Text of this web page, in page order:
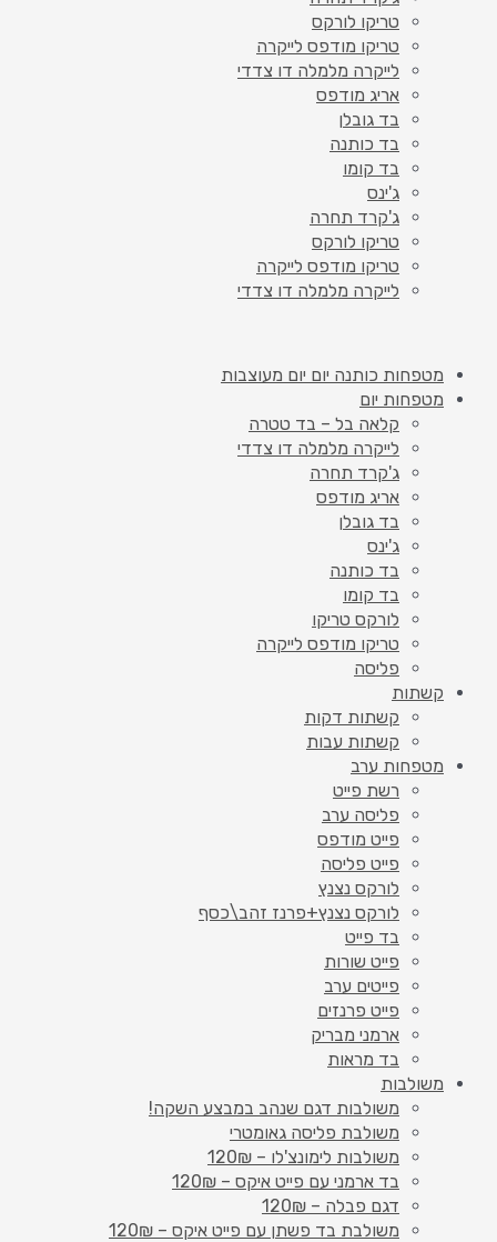
טריקו לורקס
טריקו מודפס לייקרה
לייקרה מלמלה דו צדדי
אריג מודפס
בד גובלן
בד כותנה
בד קומו
ג'ינס
ג'קרד תחרה
טריקו לורקס
טריקו מודפס לייקרה
לייקרה מלמלה דו צדדי
מטפחות כותנה יום יום מעוצבות
מטפחות יום
קלאה בל – בד טטרה
לייקרה מלמלה דו צדדי
ג'קרד תחרה
אריג מודפס
בד גובלן
ג'ינס
בד כותנה
בד קומו
לורקס טריקו
טריקו מודפס לייקרה
פליסה
קשתות
קשתות דקות
קשתות עבות
מטפחות ערב
רשת פייט
פליסה ערב
פייט מודפס
פייט פליסה
לורקס נצנץ
לורקס נצנץ+פרנז זהב\כסף
בד פייט
פייט שורות
פייטים ערב
פייט פרנזים
ארמני מבריק
בד מראות
משולבות
משולבות דגם שנהב במבצע השקה!
משולבת פליסה גאומטרי
משולבות לימונצ'לו – 120₪
בד ארמני עם פייט איקס – 120₪
דגם פבלה – 120₪
משולבת בד פשתן עם פייט איקס – 120₪